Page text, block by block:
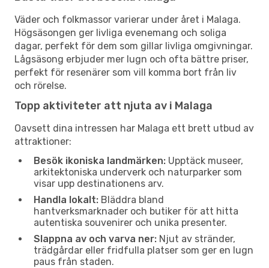
Väder och folkmassor varierar under året i Malaga.
Högsäsongen ger livliga evenemang och soliga
dagar, perfekt för dem som gillar livliga omgivningar.
Lågsäsong erbjuder mer lugn och ofta bättre priser,
perfekt för resenärer som vill komma bort från liv
och rörelse.
Topp aktiviteter att njuta av i Malaga
Oavsett dina intressen har Malaga ett brett utbud av
attraktioner:
Besök ikoniska landmärken: Upptäck museer,
arkitektoniska underverk och naturparker som
visar upp destinationens arv.
Handla lokalt: Bläddra bland
hantverksmarknader och butiker för att hitta
autentiska souvenirer och unika presenter.
Slappna av och varva ner: Njut av stränder,
trädgårdar eller fridfulla platser som ger en lugn
paus från staden.